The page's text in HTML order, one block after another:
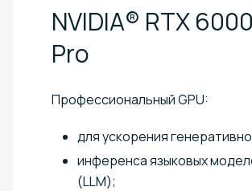
NVIDIA® RTX 6000
Pro
Профессиональный GPU:
для ускорения
инференса языковых
(LLM);